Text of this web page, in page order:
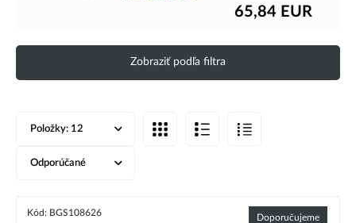
65,84 EUR
Zobraziť podľa filtra
Položky: 12
Odporúčané
Kód: BGS108626 Doporučujeme